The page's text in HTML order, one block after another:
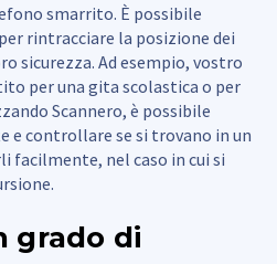
smarrito. È possibile
rintracciare la posizione dei
sicurezza. Ad esempio, vostro
per una gita scolastica o per
Scannero, è possibile
controllare se si trovano in un
facilmente, nel caso in cui si
grado di